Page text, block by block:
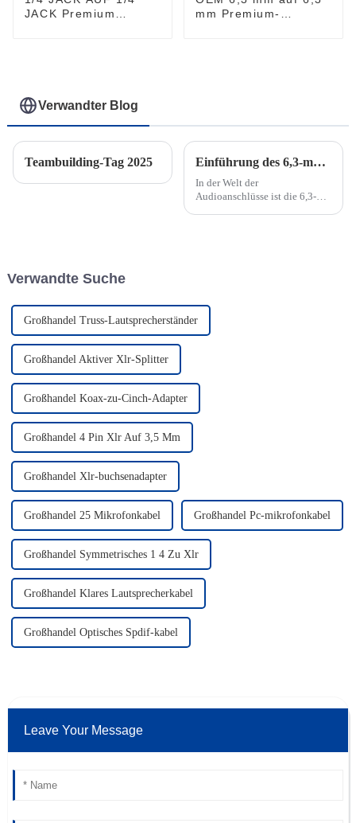
JACK Premium
mm Premium-
Verwandter Blog
Teambuilding-Tag 2025 Einführung des 6,3-mm-Stereo-Klinkensteckers: Für ein besseres Audioerlebnis
In der Welt der
Audioanschlüsse ist die 6,3-
...
Verwandte Suche
Großhandel Truss-Lautsprecherständer
Großhandel Aktiver Xlr-Splitter
Großhandel Koax-zu-Cinch-Adapter
Großhandel 4 Pin Xlr Auf 3,5 Mm
Großhandel Xlr-buchsenadapter
Großhandel 25 Mikrofonkabel Großhandel Pc-mikrofonkabel
Großhandel Symmetrisches 1 4 Zu Xlr
Großhandel Klares Lautsprecherkabel
Großhandel Optisches Spdif-kabel
Leave Your Message